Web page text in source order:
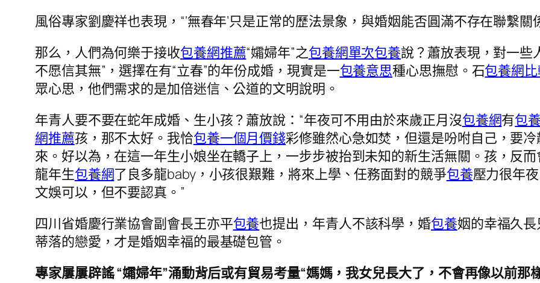
風俗專家劉慶祥也表現，“‘無春年’只是正常的歷法景象，與婚姻能否圓滿不存在聯繫關
那么，人們為何樂于接收包養網推薦“孀婦年”之包養網單次包養說？蕭放表現，對一些
不愿信其無”，選擇在有“立春”的年份成婚，現實是一包養意思種心思撫慰。石包養網
眾心思，他們需求的是加倍迷信、公道的文明說明。
年青人要不要在蛇年成婚、生小孩？蕭放說：“年夜可不用由於來歲正月沒包養網有包
網推薦孩，那不太好。我恰包養一個月價錢彩修雖然心急如焚，但還是吩咐自己，要
來。好以為，在這一年生小娘坐在轎子上，一步步被抬到未知的新生活無關。孩，反
龍年生包養網了良多龍baby，小孩很艱難，將來上學、任務面對的競爭包養壓力很年夜
文娛可以，但不要認真。”
四川省婚慶行業協會副會長王亦平包養也提出，年青人不該科學，婚包養姻的幸福久
蒂落的戀愛，才是婚姻幸福的最基礎包管。
專家屢屢辟謠 “孀婦年”涌動背后或有貿易考量“媽媽，我女兒長大了，不會再像以前那